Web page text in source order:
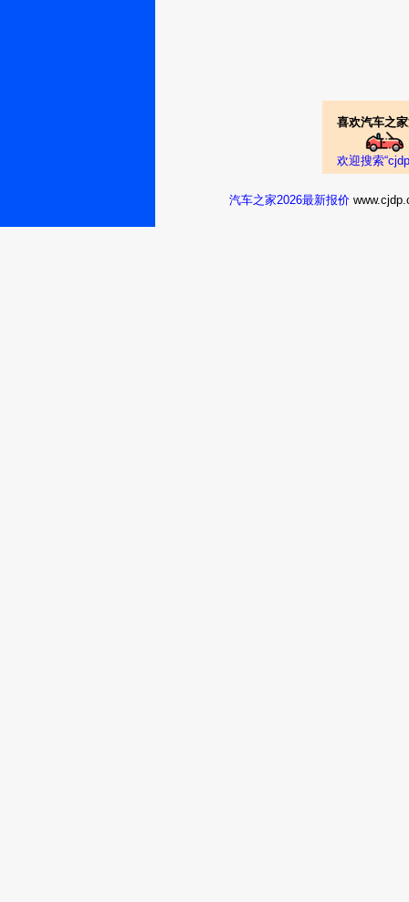
喜欢汽车之
欢迎搜索
汽车之家2026最新报价